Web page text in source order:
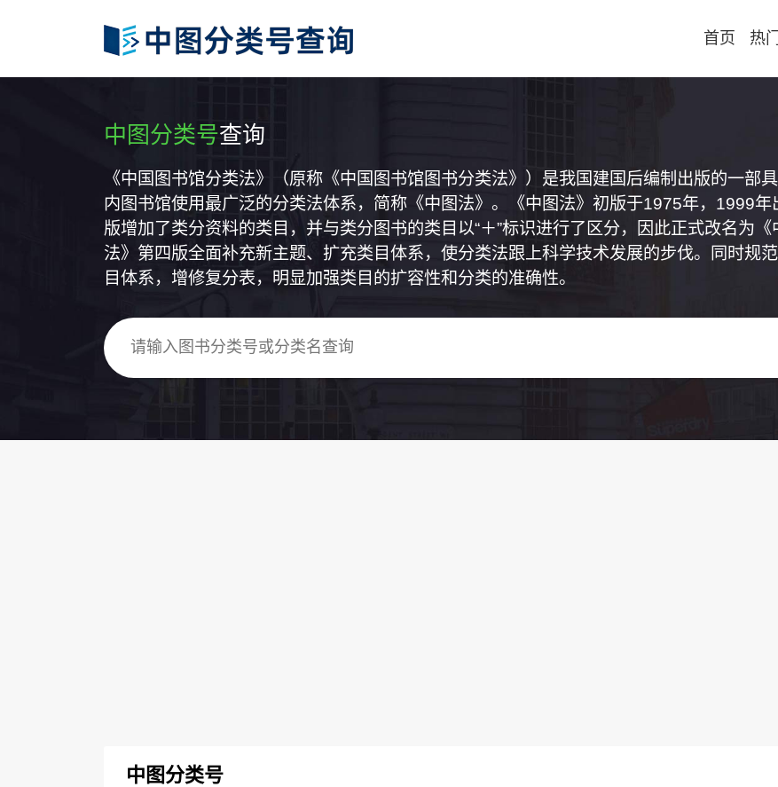
首页 热
中图分类号查询
《中国图书馆分类法》（原称《中国图书馆图书分类法》）是我国建国后编制出版的一部
内图书馆使用最广泛的分类法体系，简称《中图法》。《中图法》初版于1975年，1999
版增加了类分资料的类目，并与类分图书的类目以“＋”标识进行了区分，因此正式改名为
法》第四版全面补充新主题、扩充类目体系，使分类法跟上科学技术发展的步伐。同时规
目体系，增修复分表，明显加强类目的扩容性和分类的准确性。
中图分类号